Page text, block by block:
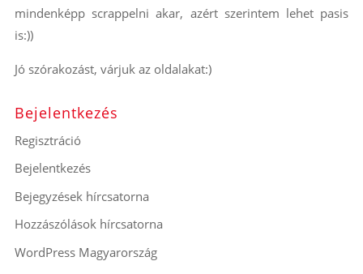
mindenképp scrappelni akar, azért szerintem lehet pasis
is:))
Jó szórakozást, várjuk az oldalakat:)
Bejelentkezés
Regisztráció
Bejelentkezés
Bejegyzések hírcsatorna
Hozzászólások hírcsatorna
WordPress Magyarország